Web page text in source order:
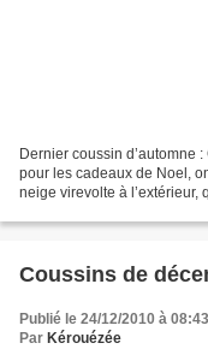
Dernier coussin d’automne
pour les cadeaux de Noel,
neige virevolte à l’extérieur,
Coussins de
Publié le 24/12/2010 à 08:43
Par Kérouézée